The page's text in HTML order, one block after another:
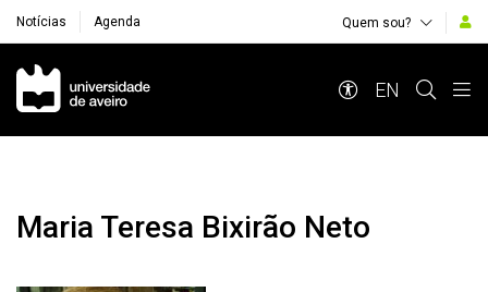
Notícias Agenda Quem sou?
Navegação Principal
EN
Maria Teresa Bixirão Neto